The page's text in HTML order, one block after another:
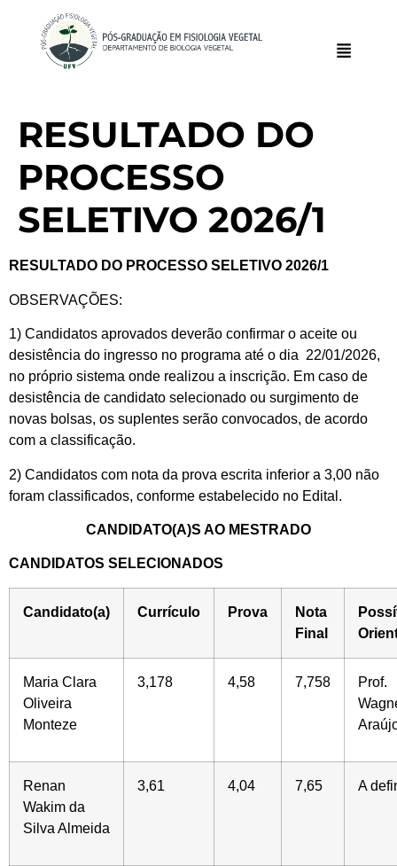
RESULTADO DO
PROCESSO
SELETIVO 2026/1
RESULTADO DO PROCESSO SELETIVO 2026/1
OBSERVAÇÕES:
1) Candidatos aprovados deverão confirmar o aceite ou
desistência do ingresso no programa até o dia 22/01/2026,
no próprio sistema onde realizou a inscrição. Em caso de
desistência de candidato selecionado ou surgimento de
novas bolsas, os suplentes serão convocados, de acordo
com a classificação.
2) Candidatos com nota da prova escrita inferior a 3,00 não
foram classificados, conforme estabelecido no Edital.
CANDIDATO(A)S AO MESTRADO
CANDIDATOS SELECIONADOS
Candidato(a) Currículo Prova
Nota
Final
Maria Clara
Oliveira
Monteze
3,178 4,58 7,758
Prof.
Renan
Wakim da
Silva Almeida
3,61 4,04 7,65 A